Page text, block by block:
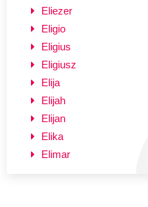
Eliezer
Eligio
Eligius
Eligiusz
Elija
Elijah
Elijan
Elika
Elimar